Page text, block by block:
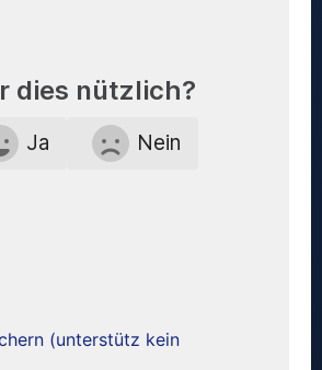
dies nützlich?
Ja Nein
(unterstütz kein